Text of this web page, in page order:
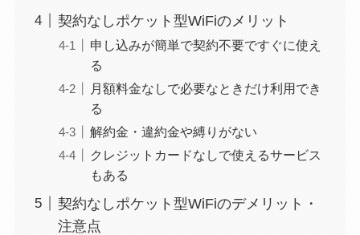
契約なしポケット型WiFiのメリット
申し込みが簡単で契約不要ですぐに使え
る
月額料金なしで必要なときだけ利用でき
る
解約金・違約金や縛りがない
クレジットカードなしで使えるサービス
もある
契約なしポケット型WiFiのデメリット・
注意点